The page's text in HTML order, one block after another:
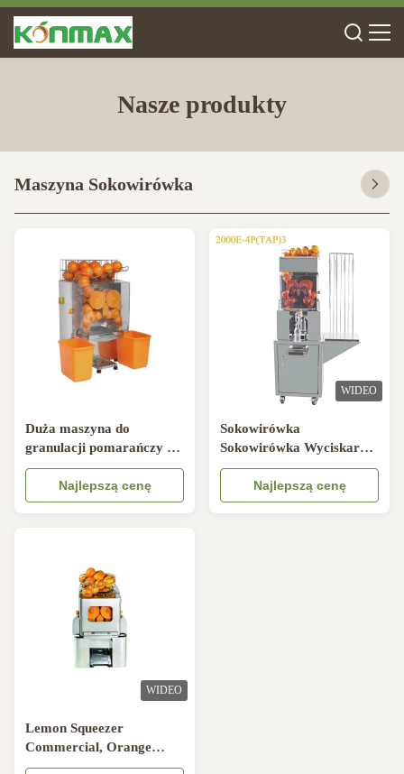
Nasze produkty
Maszyna Sokowirówka
Duża maszyna do
granulacji pomarańczy ze
stali nierdzewnej,
sokowirówka,
automatyczna prasa do
Najlepszą cenę
WIDEO
Sokowirówka
Sokowirówka Wyciskarka
Sokowirówka / Maszyna
Sokowirówka
Pomarańczowa Do
Najlepszą cenę
WIDEO
Lemon Squeezer
Commercial, Orange
Juicer Blat maszynowy z